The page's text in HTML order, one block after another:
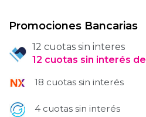
Promociones Bancarias
12 cuotas sin interes
12 cuotas sin interés de
18 cuotas sin interés
4 cuotas sin interés